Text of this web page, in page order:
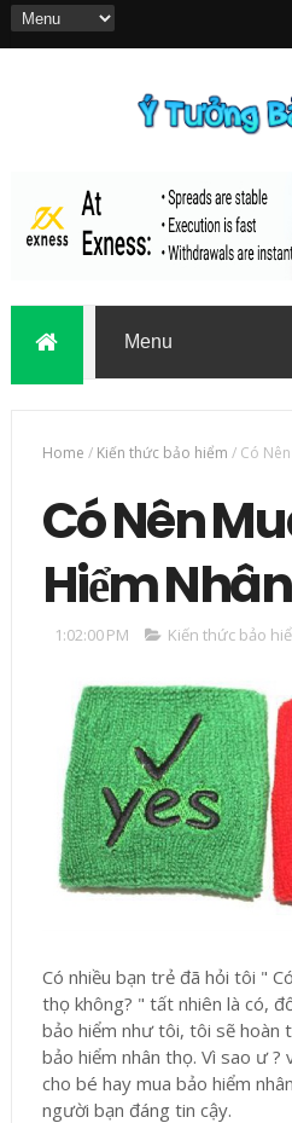
Home / Kiến thức bảo hiểm / Có
Có Nên
Hiểm
1:02:00 PM Kiến thức bảo
Có nhiều bạn trẻ đã hỏi tôi "
thọ không? " tất nhiên là có,
bảo hiểm như tôi, tôi sẽ hoàn
bảo hiểm nhân thọ. Vì sao ư ?
cho bé hay mua bảo hiểm
người bạn đáng tin cậy.